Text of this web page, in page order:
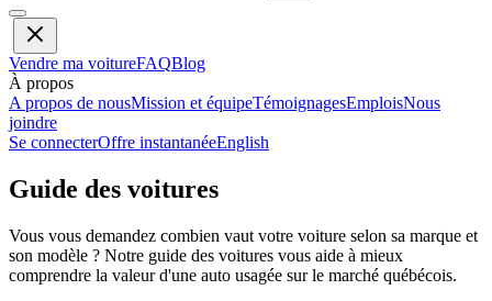
Vendre ma voitureFAQBlog
À propos
A propos de nousMission et équipeTémoignagesEmploisNous
joindre
Se connecterOffre instantanéeEnglish
Guide des voitures
Vous vous demandez combien vaut votre voiture selon sa marque et
son modèle ? Notre guide des voitures vous aide à mieux
comprendre la valeur d'une auto usagée sur le marché québécois.